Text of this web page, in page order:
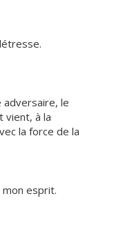
le
vient, à la
la force de la
esprit.